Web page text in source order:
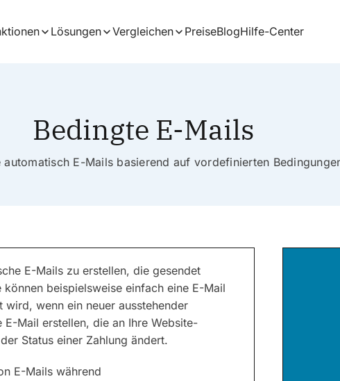
Lösungen Vergleichen PreiseBlogHilfe-Center
Bedingte E-Mails
automatisch E-Mails basierend auf vordefinierten
E-Mails zu erstellen, die gesendet
beispielsweise einfach eine E-Mail
wenn ein neuer ausstehender
Mail erstellen, die an Ihre Website-
Status einer Zahlung ändert.
E-Mails während